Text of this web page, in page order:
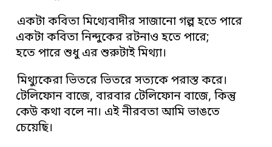
একটা কবিতা মিথ্যেবাদীর সাজানো গল্প হতে পারে
একটা কবিতা নিন্দুকের রটনাও হতে পারে;
হতে পারে শুধু এর শুরুটাই মিথ্যা।
মিথ্যুকেরা ভিতরে ভিতরে সত্যকে পরাস্ত করে।
টেলিফোন বাজে, বারবার টেলিফোন বাজে, কিন্তু
কেউ কথা বলে না। এই নীরবতা আমি ভাঙতে
চেয়েছি।